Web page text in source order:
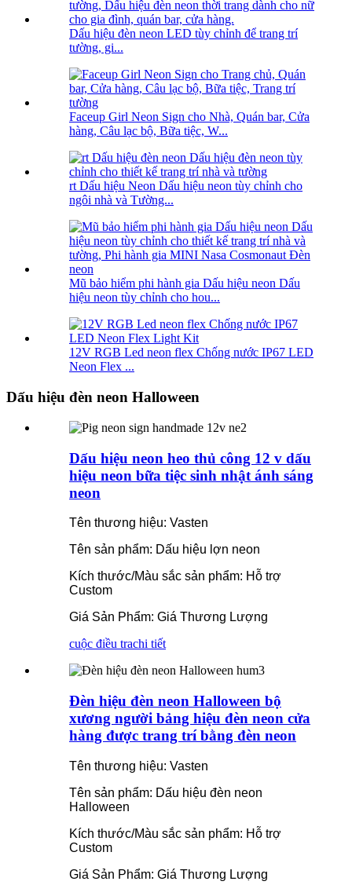
Dấu hiệu đèn neon LED tùy chỉnh để trang trí
tường, gi...
Faceup Girl Neon Sign cho Nhà, Quán bar, Cửa
hàng, Câu lạc bộ, Bữa tiệc, W...
rt Dấu hiệu Neon Dấu hiệu neon tùy chỉnh cho
ngôi nhà và Tường...
Mũ bảo hiểm phi hành gia Dấu hiệu neon Dấu
hiệu neon tùy chỉnh cho hou...
12V RGB Led neon flex Chống nước IP67 LED
Neon Flex ...
Dấu hiệu đèn neon Halloween
Dấu hiệu neon heo thủ công 12 v dấu
hiệu neon bữa tiệc sinh nhật ánh sáng
neon
Tên thương hiệu: Vasten
Tên sản phẩm: Dấu hiệu lợn neon
Kích thước/Màu sắc sản phẩm: Hỗ trợ
Custom
Giá Sản Phẩm: Giá Thương Lượng
cuộc điều trachi tiết
Đèn hiệu đèn neon Halloween bộ
xương người bảng hiệu đèn neon cửa
hàng được trang trí bằng đèn neon
Tên thương hiệu: Vasten
Tên sản phẩm: Dấu hiệu đèn neon
Halloween
Kích thước/Màu sắc sản phẩm: Hỗ trợ
Custom
Giá Sản Phẩm: Giá Thương Lượng